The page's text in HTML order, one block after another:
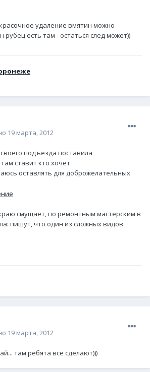
удаление вмятин можно
рубец есть там - остаться след может))
19 марта, 2012
подъезда поставила
ставит кто хочет
оставлять для доброжелательных
смущает, по ремонтным мастерским в
пишут, что один из сложных видов
19 марта, 2012
там ребята все сделают)))